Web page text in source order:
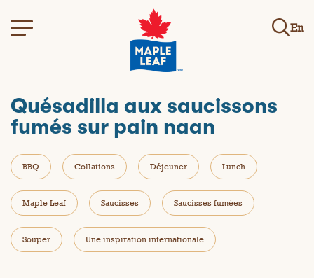
En
Quésadilla aux saucissons
fumés sur pain naan
BBQ Collations Déjeuner Lunch
Maple Leaf Saucisses Saucisses fumées
Souper Une inspiration internationale